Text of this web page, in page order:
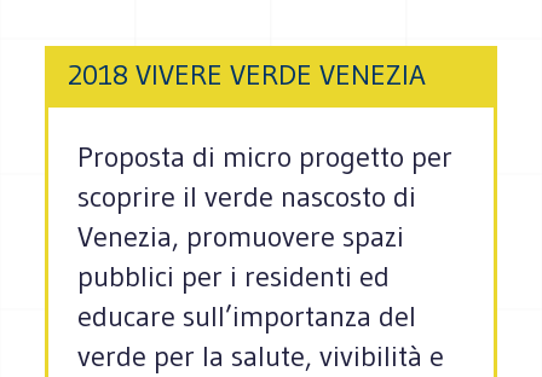
2018 VIVERE VERDE VENEZIA
Proposta di micro progetto per
scoprire il verde nascosto di
Venezia, promuovere spazi
pubblici per i residenti ed
educare sull’importanza del
verde per la salute, vivibilità e